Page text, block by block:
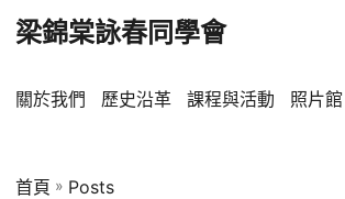
梁錦棠詠春同學會
關於我們 歷史沿革 課程與活動 照片館
首頁 » Posts